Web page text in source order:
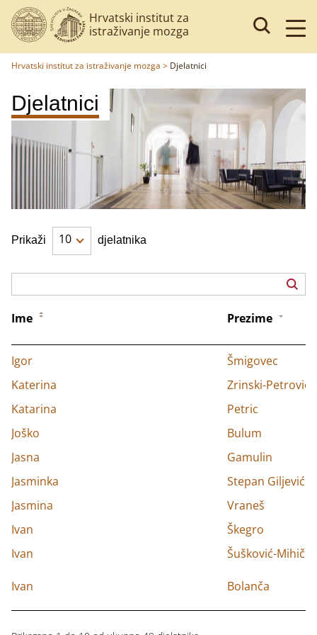
Hrvatski institut za
istraživanje mozga
Hrvatski institut za istraživanje mozga > Djelatnici
Djelatnici
Prikaži 10 djelatnika
Ime Prezime
Igor
Šmigovec
Katerina
Zrinski-Petrović
Katarina
Petric
Joško
Bulum
Jasna
Gamulin
Jasminka
Stepan Giljević
Jasmina
Vraneš
Ivan
Škegro
Ivan
Šušković-Mihiček
Ivan Bolanča